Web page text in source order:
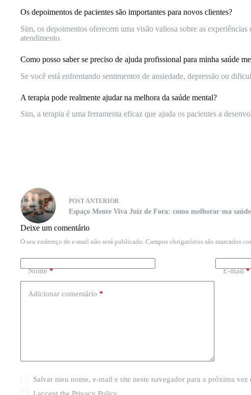
Os depoimentos de pacientes são importantes para novos clientes?
Sim, os depoimentos oferecem uma visão valiosa sobre as
atendimento.
Como posso saber se preciso de ajuda profissional para minha saúde
Se você está enfrentando sentimentos de ansiedade, depressão ou
A terapia pode realmente ajudar na melhora da saúde mental?
Sim, a terapia é uma ferramenta eficaz que ajuda os pacientes a
POSTANTERIOR
Espaço Mente Viva Juiz de Fora: como melhorar sua
Deixe um comentário
O seu endereço de e-mail não será publicado. Campos obrigatórios são marcados
Nome* E-mail*
Adicionar comentário *
Salvar meu nome, e-mail e site neste navegador para a próxima vez